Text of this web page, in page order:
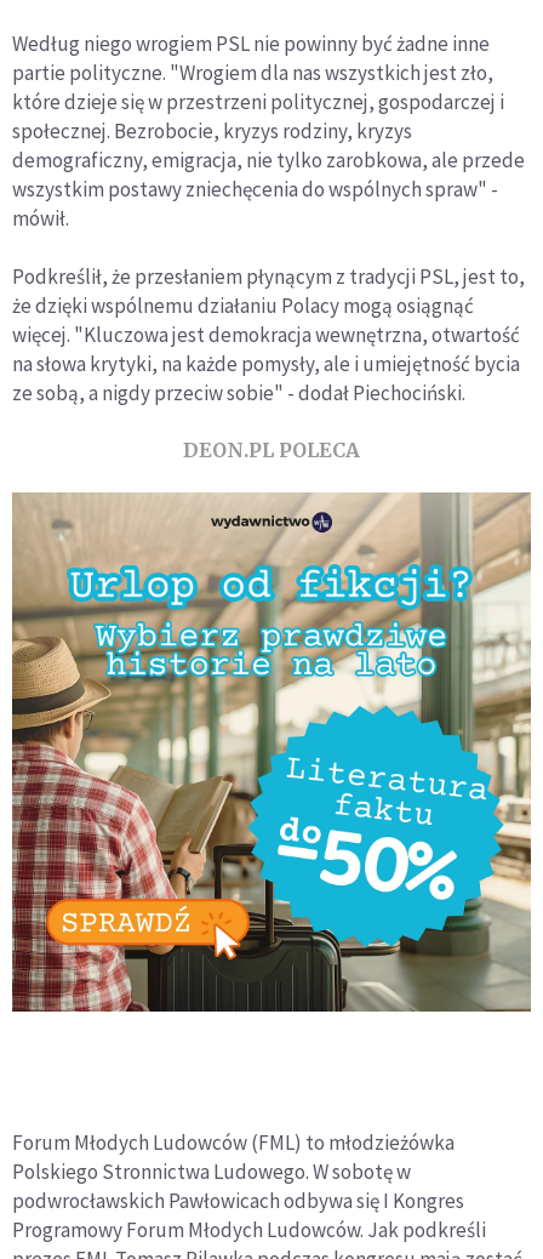
Według niego wrogiem PSL nie powinny być żadne inne
partie polityczne. "Wrogiem dla nas wszystkich jest zło,
które dzieje się w przestrzeni politycznej, gospodarczej i
społecznej. Bezrobocie, kryzys rodziny, kryzys
demograficzny, emigracja, nie tylko zarobkowa, ale przede
wszystkim postawy zniechęcenia do wspólnych spraw" -
mówił.
Podkreślił, że przesłaniem płynącym z tradycji PSL, jest to,
że dzięki wspólnemu działaniu Polacy mogą osiągnąć
więcej. "Kluczowa jest demokracja wewnętrzna, otwartość
na słowa krytyki, na każde pomysły, ale i umiejętność bycia
ze sobą, a nigdy przeciw sobie" - dodał Piechociński.
DEON.PL POLECA
Forum Młodych Ludowców (FML) to młodzieżówka
Polskiego Stronnictwa Ludowego. W sobotę w
podwrocławskich Pawłowicach odbywa się I Kongres
Programowy Forum Młodych Ludowców. Jak podkreśli